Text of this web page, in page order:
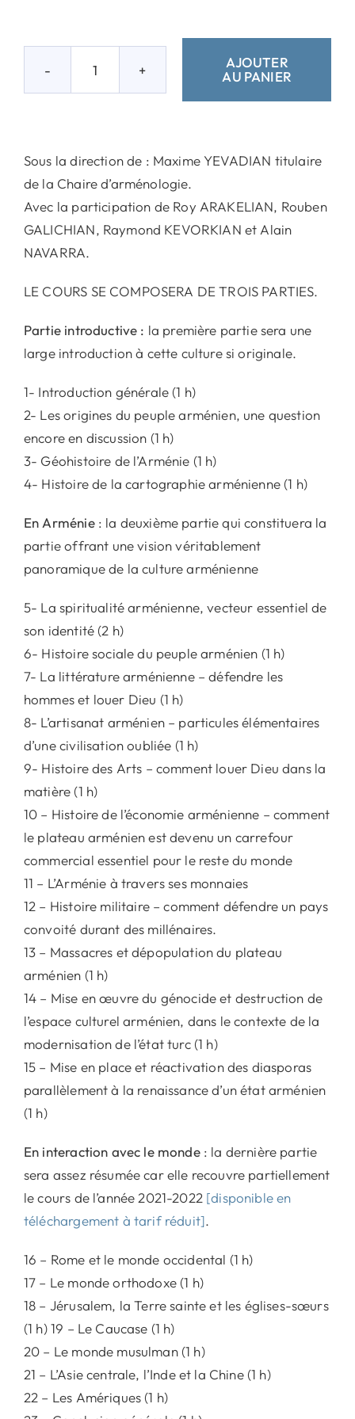
quantité
la
civilisation
arménienne
AJOUTER
AU PANIER
Sous la direction de : Maxime YEVADIAN titulaire
de la Chaire d’arménologie.
Avec la participation de Roy ARAKELIAN, Rouben
GALICHIAN, Raymond KEVORKIAN et Alain
NAVARRA.
LE COURS SE COMPOSERA DE TROIS PARTIES.
Partie introductive : la première partie sera une
large introduction à cette culture si originale.
1- Introduction générale (1 h)
2- Les origines du peuple arménien, une question
encore en discussion (1 h)
3- Géohistoire de l’Arménie (1 h)
4- Histoire de la cartographie arménienne (1 h)
En Arménie: la deuxième partie qui constituera la
partie offrant une vision véritablement
panoramique de la culture arménienne
5- La spiritualité arménienne, vecteur essentiel de
son identité (2 h)
6- Histoire sociale du peuple arménien (1 h)
7- La littérature arménienne – défendre les
hommes et louer Dieu (1 h)
8- L’artisanat arménien – particules élémentaires
d’une civilisation oubliée (1 h)
9- Histoire des Arts – comment louer Dieu dans la
matière (1 h)
10 – Histoire de l’économie arménienne – comment
le plateau arménien est devenu un carrefour
commercial essentiel pour le reste du monde
11 – L’Arménie à travers ses monnaies
12 – Histoire militaire – comment défendre un pays
convoité durant des millénaires.
13 – Massacres et dépopulation du plateau
arménien (1 h)
14 – Mise en œuvre du génocide et destruction de
l’espace culturel arménien, dans le contexte de la
modernisation de l’état turc (1 h)
15 – Mise en place et réactivation des diasporas
parallèlement à la renaissance d’un état arménien
(1 h)
En interaction avec le monde: la dernière partie
sera assez résumée car elle recouvre partiellement
le cours de l’année 2021-2022 [disponible en
téléchargement à tarif réduit].
16 – Rome et le monde occidental (1 h)
17 – Le monde orthodoxe (1 h)
18 – Jérusalem, la Terre sainte et les églises-sœurs
(1 h) 19 – Le Caucase (1 h)
20 – Le monde musulman (1 h)
21 – L’Asie centrale, l’Inde et la Chine (1 h)
22 – Les Amériques (1 h)